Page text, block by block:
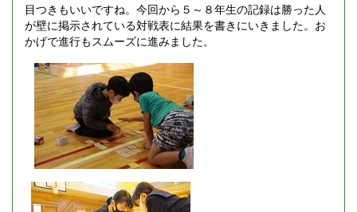
目つきもいいですね。今回から５～８年生の記録は勝った人
が壁に掲示されている対戦表に結果を書きにいきました。お
かげで進行もスムーズに進みました。